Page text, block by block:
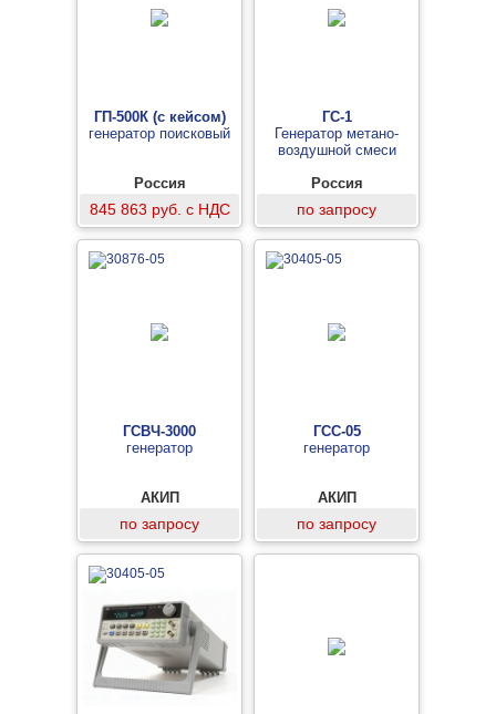
ГП-500К (с кейсом)
генератор поисковый
Россия
845 863 руб. с НДС
ГС-1
Генератор метано-
воздушной смеси
Россия
по запросу
ГСВЧ-3000
генератор
АКИП
по запросу
ГСС-05
генератор
АКИП
по запросу